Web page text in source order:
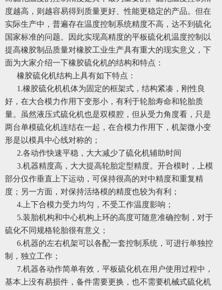
度越高，则越容易得到质量更好、性能更稳定的产品。但在
实际生产中，普遍存在温度控制系统精度不高，达不到硫化
国家标准的问题。因此实现高精度的平板硫化机温度控制以
提高橡胶制品质量对橡胶工业生产具有重大的现实意义，下
面为大家介绍一下橡胶硫化机的结构和特点：
橡胶硫化机结构上具有如下特点：
1.橡胶硫化机机体为固定的框架式，结构紧凑，刚性良
好，在大合模力作用下变形小，有利于轮胎寿命和轮胎质
量。虽然液压式硫化机也是双模腔，但从受力角度看，只是
两台单模硫化机连结在一起，在合模力作用下，机架微小变
形是以模具中心线对称的；
2.各动作快速平稳，大大减少了硫化机辅助时间
3.机器精度高，大大提高轮胎定型精度。开合模时，上模
部分仅作垂直上下运动，可保持很高的对中精度和重复精
度；另一方面，对保持活络模的精度也较为有利；
4.上下合模力受力均匀，不受工作温度影响；
5.装胎机构和中心机构上环的高度可随意准确控制，对于
硫化不同规格轮胎很有意义；
6.机器的左右机架可以各配一套控制系统，可进行单独控
制，独立工作；
7.机器各动作简单有效，平板硫化机在用户使用过程中，
基本上没有易损件，备件需要更换，也不需要机械式硫化机